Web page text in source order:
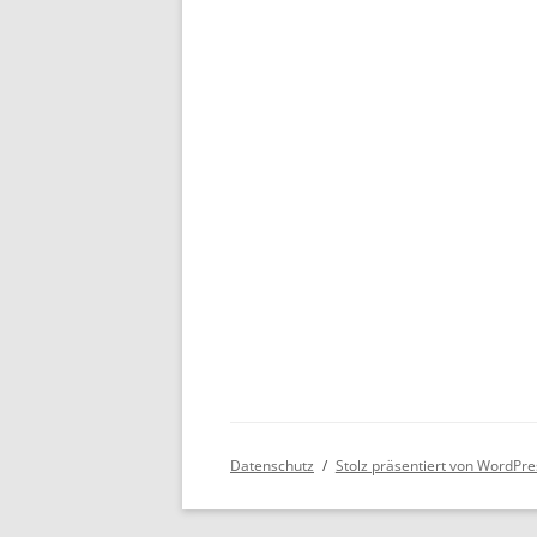
Datenschutz Stolz präsentiert von